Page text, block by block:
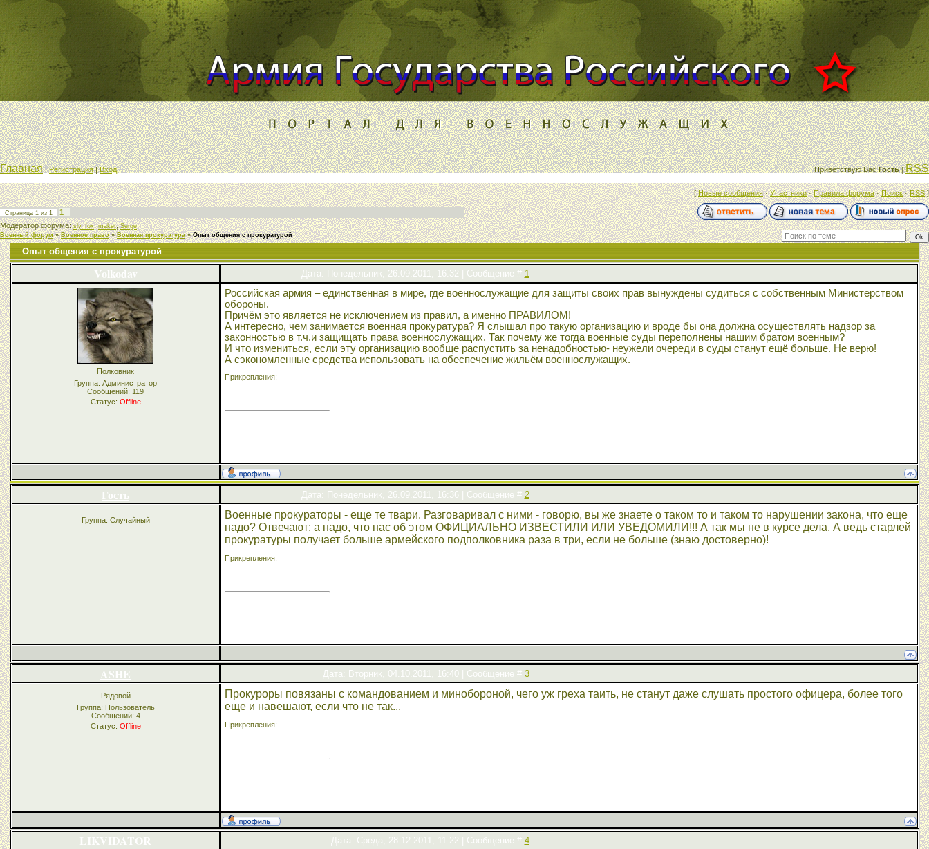
Главная|Регистрация|Вход Приветствую Вас Гость |RSS
[Новые сообщения·Участники·Правила форума·Поиск·RSS]
Страница 1 из 1
1
Модератор форума:sly_fox,maket,Serge
Военный форум » Военное право » Военная прокуратура » Опыт общения с прокуратурой
Опыт общения с прокуратурой
Volkodav Дата: Понедельник, 26.09.2011, 16:32 | Сообщение # 1
Полковник
Группа: Администратор
Сообщений: 119
Статус: Offline
Российская армия – единственная в мире, где военнослужащие для защиты своих прав вынуждены судиться с собственным Министерством
обороны.
Причём это является не исключением из правил, а именно ПРАВИЛОМ!
А интересно, чем занимается военная прокуратура? Я слышал про такую организацию и вроде бы она должна осуществлять надзор за
законностью в т.ч.и защищать права военнослужащих. Так почему же тогда военные суды переполнены нашим братом военным?
И что измениться, если эту организацию вообще распустить за ненадобностью- неужели очереди в суды станут ещё больше. Не верю!
А сэкономленные средства использовать на обеспечение жильём военнослужащих.
Прикрепления:
Гость Дата: Понедельник, 26.09.2011, 16:36 | Сообщение # 2
Группа: Случайный
Военные прокураторы - еще те твари. Разговаривал с ними - говорю, вы же знаете о таком то и таком то нарушении закона, что еще
надо? Отвечают: а надо, что нас об этом ОФИЦИАЛЬНО ИЗВЕСТИЛИ ИЛИ УВЕДОМИЛИ!!! А так мы не в курсе дела. А ведь старлей
прокуратуры получает больше армейского подполковника раза в три, если не больше (знаю достоверно)!
Прикрепления:
ASHE Дата: Вторник, 04.10.2011, 16:40 | Сообщение # 3
Рядовой
Группа: Пользователь
Сообщений: 4
Статус: Offline
Прокуроры повязаны с командованием и минобороной, чего уж греха таить, не станут даже слушать простого офицера, более того
еще и навешают, если что не так...
Прикрепления:
LIKVIDATOR Дата: Среда, 28.12.2011, 11:22 | Сообщение # 4